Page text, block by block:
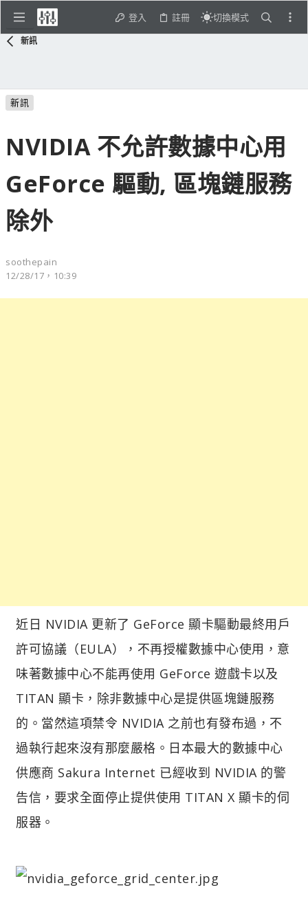
登入 註冊 切換模式
新訊
新訊
NVIDIA 不允許數據中心用
GeForce 驅動, 區塊鏈服務
除外
soothepain
12/28/17，10:39
近日 NVIDIA 更新了 GeForce 顯卡驅動最終用戶
許可協議（EULA），不再授權數據中心使用，意
味著數據中心不能再使用 GeForce 遊戲卡以及
TITAN 顯卡，除非數據中心是提供區塊鏈服務
的。當然這項禁令 NVIDIA 之前也有發布過，不
過執行起來沒有那麼嚴格。日本最大的數據中心
供應商 Sakura Internet 已經收到 NVIDIA 的警
告信，要求全面停止提供使用 TITAN X 顯卡的伺
服器。